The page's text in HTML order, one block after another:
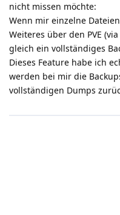
nicht missen möchte:
Wenn mir einzelne
Weiteres über den PVE
gleich ein vollständiges
Dieses Feature habe ich
werden bei mir die
vollständigen Dumps